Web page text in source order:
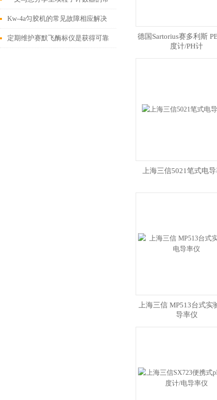
见故障相应解决方法
Kw-4a匀胶机的常见故障相应解决
方法分享
定期维护赛默飞酶标仪是获得可靠
德国Sartorius赛多利斯
度计/PH计
上海三信5021笔式电
上海三信 MP513台式实
导率仪